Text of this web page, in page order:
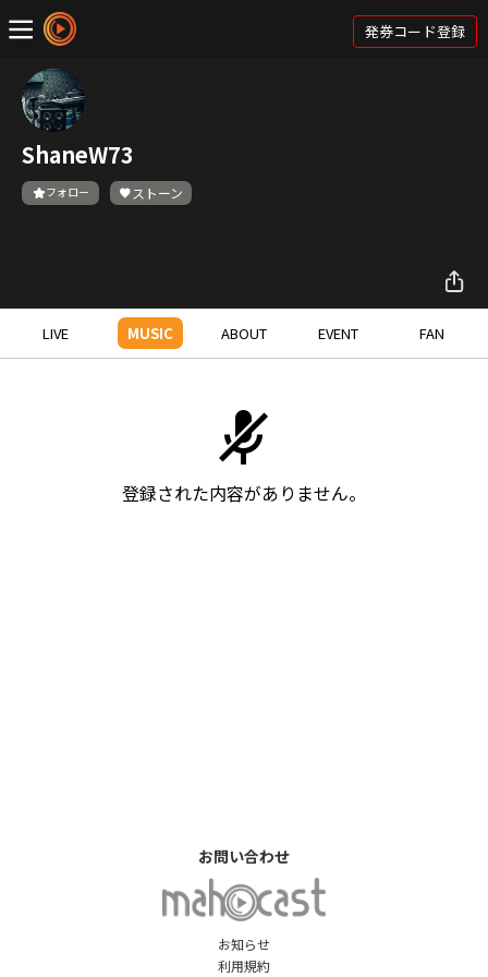
発券コード登録
ShaneW73
フォロー ストーン
LIVE MUSIC ABOUT EVENT FAN
登録された内容がありません。
お知らせ
利用規約
お問い合わせ